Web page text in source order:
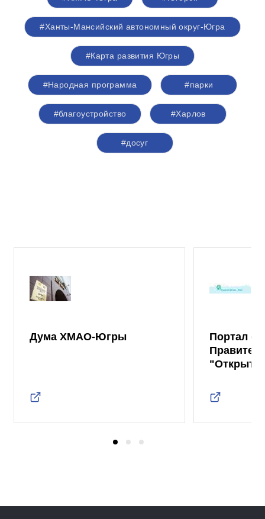
#Ханты-Мансийский автономный округ-Югра
#Карта развития Югры
#Народная программа #парки
#благоустройство #Харлов
#досуг
Дума ХМАО-Югры
Портал